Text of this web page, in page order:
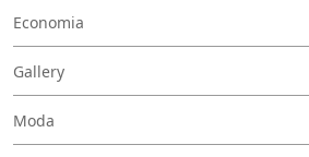
Economia
Gallery
Moda